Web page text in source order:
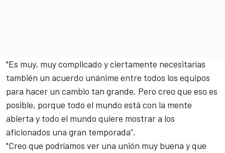
"Es muy, muy complicado y ciertamente necesitarías
también un acuerdo unánime entre todos los equipos
para hacer un cambio tan grande. Pero creo que eso es
posible, porque todo el mundo está con la mente
abierta y todo el mundo quiere mostrar a los
aficionados una gran temporada”.
"Creo que podríamos ver una unión muy buena y que